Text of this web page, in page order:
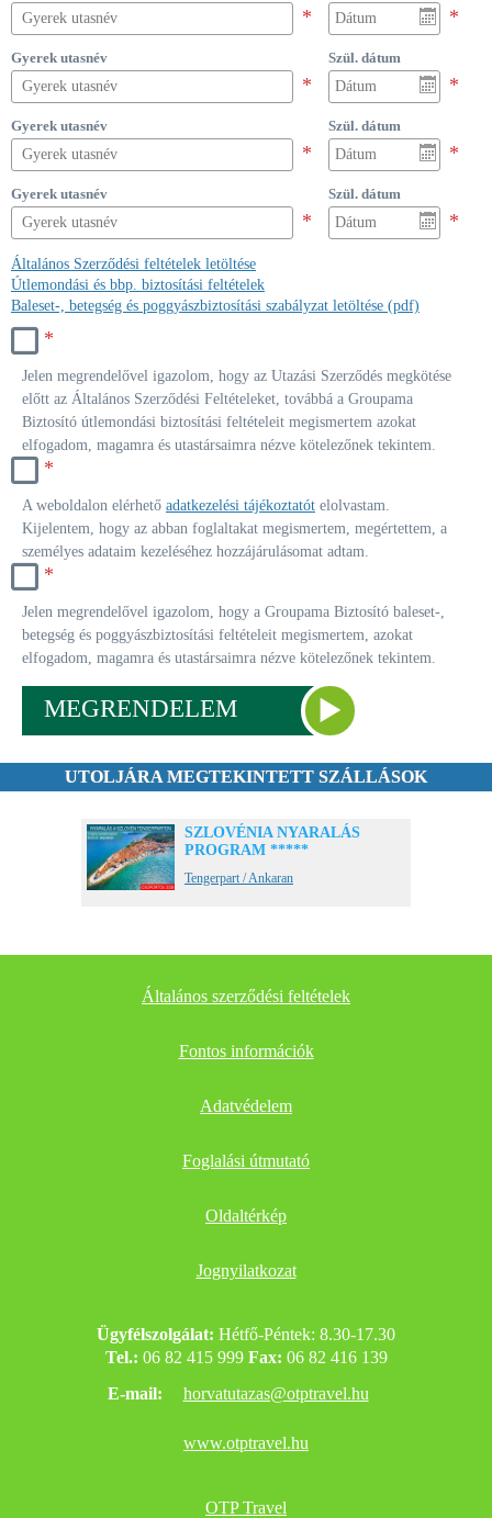
Gyerek utasnév Szül. dátum
Gyerek utasnév Szül. dátum
Gyerek utasnév Szül. dátum
Általános Szerződési feltételek letöltése
Útlemondási és bbp. biztosítási feltételek
Baleset-, betegség és poggyászbiztosítási szabályzat letöltése (pdf)
*
Jelen megrendelővel igazolom, hogy az Utazási Szerződés megkötése
előtt az Általános Szerződési Feltételeket, továbbá a Groupama
Biztosító útlemondási biztosítási feltételeit megismertem azokat
elfogadom, magamra és utastársaimra nézve kötelezőnek tekintem.
*
A weboldalon elérhető adatkezelési tájékoztatót elolvastam.
Kijelentem, hogy az abban foglaltakat megismertem, megértettem, a
személyes adataim kezeléséhez hozzájárulásomat adtam.
*
Jelen megrendelővel igazolom, hogy a Groupama Biztosító baleset-,
betegség és poggyászbiztosítási feltételeit megismertem, azokat
elfogadom, magamra és utastársaimra nézve kötelezőnek tekintem.
MEGRENDELEM
UTOLJÁRA MEGTEKINTETT SZÁLLÁSOK
SZLOVÉNIA NYARALÁS
PROGRAM *****
Tengerpart / Ankaran
Általános szerződési feltételek
Fontos információk
Adatvédelem
Foglalási útmutató
Oldaltérkép
Jognyilatkozat
Ügyfélszolgálat: Hétfő-Péntek: 8.30-17.30
Tel.: 06 82 415 999 Fax: 06 82 416 139
E-mail:
horvatutazas@otptravel.hu
www.otptravel.hu
OTP Travel